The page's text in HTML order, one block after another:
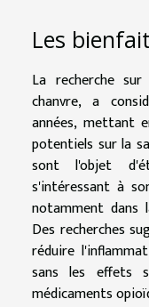
Les
La recherche
chanvre, a
années, mettant
potentiels sur la
sont l'objet
s'intéressant à
notamment dans
Des recherches
réduire
sans les effets
médicaments